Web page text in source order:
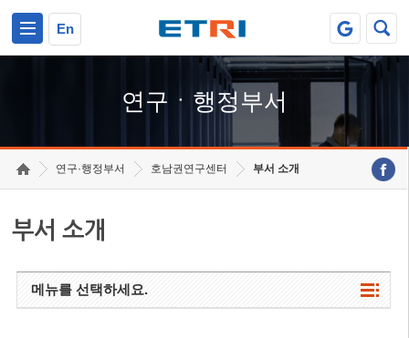
En
연구ㆍ행정부서
연구·행정부서 호남권연구센터 부서 소개
부서 소개
메뉴를 선택하세요.